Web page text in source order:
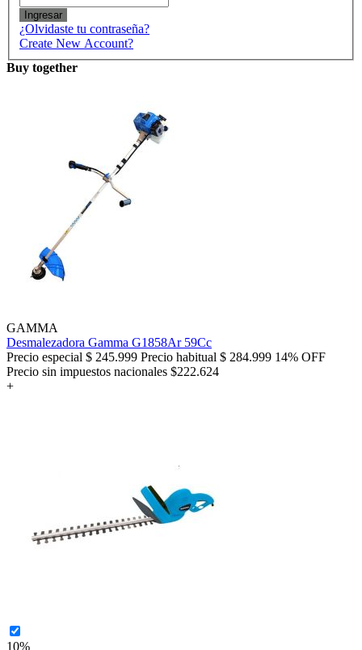
Ingresar
¿Olvidaste tu contraseña?
Create New Account?
Buy together
GAMMA
Desmalezadora Gamma G1858Ar 59Cc
Precio especial $ 245.999 Precio habitual $ 284.999 14% OFF
Precio sin impuestos nacionales $222.624
+
10%